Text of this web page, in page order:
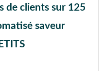
de clients sur 125
saveur